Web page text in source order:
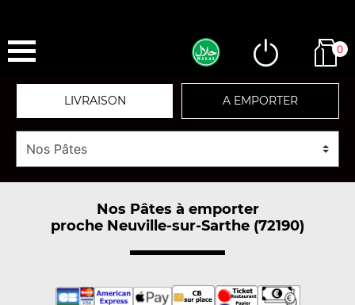
0
LIVRAISON A EMPORTER
Nos Pâtes à emporter
proche Neuville-sur-Sarthe (72190)